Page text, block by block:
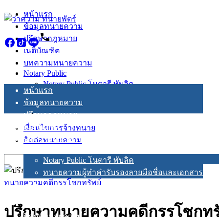
Skip
to
content
หน้าแรก
ข้อมูลทนายความ
ปรึกษากฎหมาย
เนติบัณฑิต
บทความทนายความ
Notary Public โนตารี พับลิค
ทนายความผู้ทำคำรับรองลายมือชื่อและเอกสาร
ติดต่อทนายความ
หน้าแรก
ข้อมูลทนายความ
ปรึกษากฎหมาย
เนติบัณฑิต
บทความทนายความ
Notary Public
Notary Public โนตารี พับลิค
ทนายความผู้ทำคำรับรองลายมือชื่อและเอกสาร
เงื่อนไขการจ้างทนาย
ติดต่อทนายความ
for:
ทนายความคดีกรรโชกทรัพย์
ปรึกษาทนายความคดีกรรโชกท